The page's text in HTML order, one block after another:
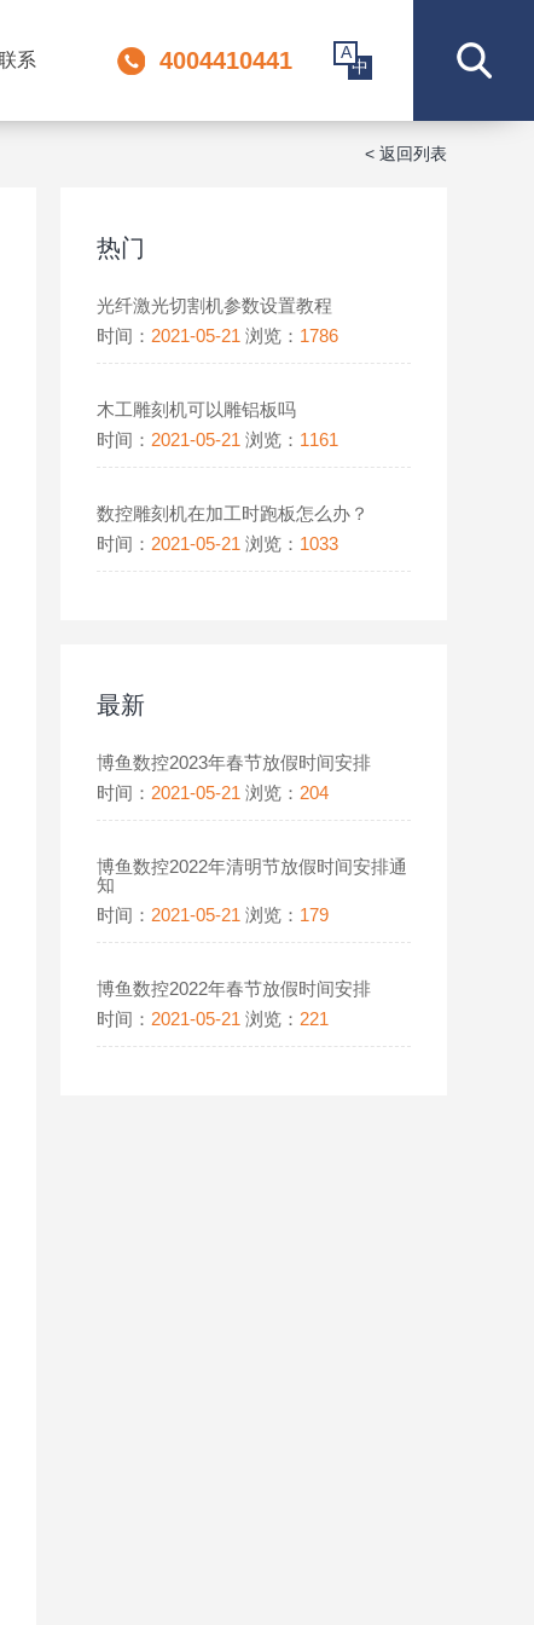
系 4004410441 A
中
< 返回列表
热门
光纤激光切割机参数设置教程
时间： 2021-05-21 浏览： 1786
木工雕刻机可以雕铝板吗
时间： 2021-05-21 浏览： 1161
数控雕刻机在加工时跑板怎么办？
时间： 2021-05-21 浏览： 1033
最新
博鱼数控2023年春节放假时间安排
时间： 2021-05-21 浏览： 204
博鱼数控2022年清明节放假时间安排通
知
时间： 2021-05-21 浏览： 179
博鱼数控2022年春节放假时间安排
时间： 2021-05-21 浏览： 221